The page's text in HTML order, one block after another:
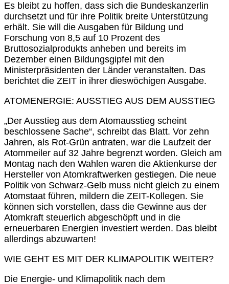
Es bleibt zu hoffen, dass sich die Bundeskanzerlin
durchsetzt und für ihre Politik breite Unterstützung
erhält. Sie will die Ausgaben für Bildung und
Forschung von 8,5 auf 10 Prozent des
Bruttosozialprodukts anheben und bereits im
Dezember einen Bildungsgipfel mit den
Ministerpräsidenten der Länder veranstalten. Das
berichtet die ZEIT in ihrer dieswöchigen Ausgabe.
ATOMENERGIE: AUSSTIEG AUS DEM AUSSTIEG
„Der Ausstieg aus dem Atomausstieg scheint
beschlossene Sache“, schreibt das Blatt. Vor zehn
Jahren, als Rot-Grün antraten, war die Laufzeit der
Atommeiler auf 32 Jahre begrenzt worden. Gleich am
Montag nach den Wahlen waren die Aktienkurse der
Hersteller von Atomkraftwerken gestiegen. Die neue
Politik von Schwarz-Gelb muss nicht gleich zu einem
Atomstaat führen, mildern die ZEIT-Kollegen. Sie
können sich vorstellen, dass die Gewinne aus der
Atomkraft steuerlich abgeschöpft und in die
erneuerbaren Energien investiert werden. Das bleibt
allerdings abzuwarten!
WIE GEHT ES MIT DER KLIMAPOLITIK WEITER?
Die Energie- und Klimapolitik nach dem